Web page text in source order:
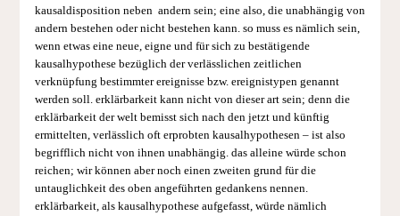
kausaldisposition neben andern sein; eine also, die unabhängig von
andern bestehen oder nicht bestehen kann. so muss es nämlich sein,
wenn etwas eine neue, eigne und für sich zu bestätigende
kausalhypothese bezüglich der verlässlichen zeitlichen
verknüpfung bestimmter ereignisse bzw. ereignistypen genannt
werden soll. erklärbarkeit kann nicht von dieser art sein; denn die
erklärbarkeit der welt bemisst sich nach den jetzt und künftig
ermittelten, verlässlich oft erprobten kausalhypothesen – ist also
begrifflich nicht von ihnen unabhängig. das alleine würde schon
reichen; wir können aber noch einen zweiten grund für die
untauglichkeit des oben angeführten gedankens nennen.
erklärbarkeit, als kausalhypothese aufgefasst, würde nämlich